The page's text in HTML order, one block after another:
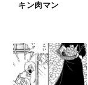
キン肉マン